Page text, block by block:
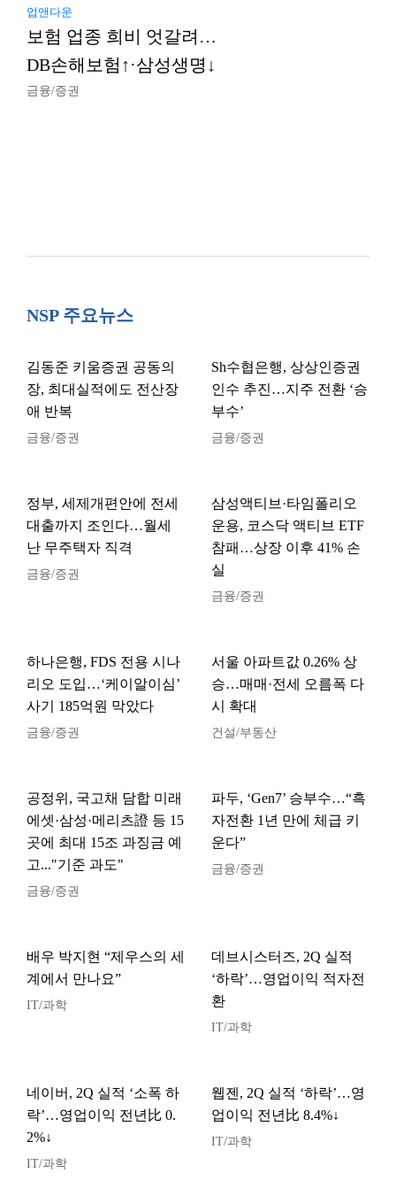
업앤다운
보험 업종 희비 엇갈려…
DB손해보험↑·삼성생명↓
금융/증권
NSP 주요뉴스
김동준 키움증권 공동의
장, 최대실적에도 전산장
애 반복
금융/증권
Sh수협은행, 상상인증권
인수 추진…지주 전환 ‘승
부수’
금융/증권
정부, 세제개편안에 전세
대출까지 조인다…월세
난 무주택자 직격
금융/증권
삼성액티브·타임폴리오
운용, 코스닥 액티브 ETF
참패…상장 이후 41% 손
실
금융/증권
하나은행, FDS 전용 시나
리오 도입…‘케이알이심’
사기 185억원 막았다
금융/증권
서울 아파트값 0.26% 상
승…매매·전세 오름폭 다
시 확대
건설/부동산
공정위, 국고채 담합 미래
에셋·삼성·메리츠證 등 15
곳에 최대 15조 과징금 예
고..."기준 과도"
금융/증권
파두, ‘Gen7’ 승부수…“흑
자전환 1년 만에 체급 키
운다”
금융/증권
배우 박지현 “제우스의 세
계에서 만나요”
IT/과학
데브시스터즈, 2Q 실적
‘하락’…영업이익 적자전
환
IT/과학
네이버, 2Q 실적 ‘소폭 하
락’…영업이익 전년比 0.
2%↓
IT/과학
웹젠, 2Q 실적 ‘하락’…영
업이익 전년比 8.4%↓
IT/과학